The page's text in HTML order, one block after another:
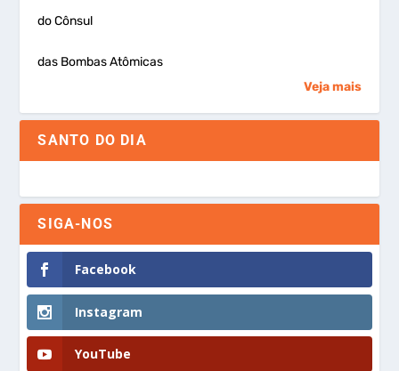
do Cônsul
das Bombas Atômicas
Veja mais
SANTO DO DIA
SIGA-NOS
Facebook
Instagram
YouTube